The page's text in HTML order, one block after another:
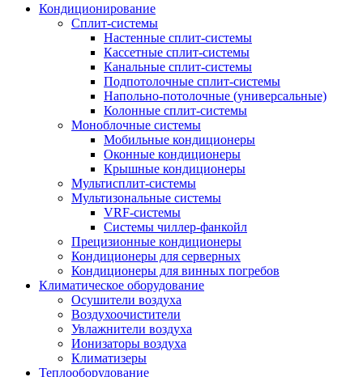
Кондиционирование
Сплит-системы
Настенные сплит-системы
Кассетные сплит-системы
Канальные сплит-системы
Подпотолочные сплит-системы
Напольно-потолочные (универсальные)
Колонные сплит-системы
Моноблочные системы
Мобильные кондиционеры
Оконные кондиционеры
Крышные кондиционеры
Мультисплит-системы
Мультизональные системы
VRF-системы
Системы чиллер-фанкойл
Прецизионные кондиционеры
Кондиционеры для серверных
Кондиционеры для винных погребов
Климатическое оборудование
Осушители воздуха
Воздухоочистители
Увлажнители воздуха
Ионизаторы воздуха
Климатизеры
Теплооборудование